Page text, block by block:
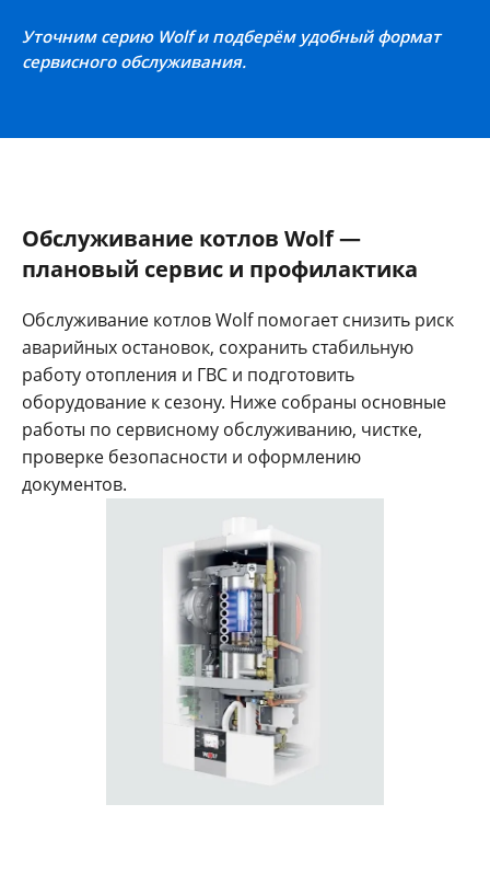
Уточним серию Wolf и подберём удобный формат
сервисного обслуживания.
Обслуживание котлов Wolf —
плановый сервис и профилактика
Обслуживание котлов Wolf помогает снизить риск
аварийных остановок, сохранить стабильную
работу отопления и ГВС и подготовить
оборудование к сезону. Ниже собраны основные
работы по сервисному обслуживанию, чистке,
проверке безопасности и оформлению
документов.